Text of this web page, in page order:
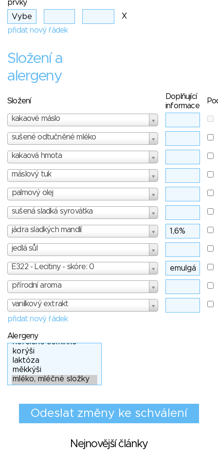
prvky
X
přidat nový řádek
Složení a
alergeny
Složení
Doplňující
informace
kakaové máslo
sušené odtučněné mléko
kakaová hmota
máslový tuk
palmový olej
sušená sladká syrovátka
jádra sladkých mandlí
jedlá sůl
E322 - Lecitiny - skóre: 0
přírodní aroma
vanilkový extrakt
přidat nový řádek
Alergeny
Nejnovější články